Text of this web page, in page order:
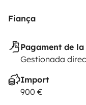
Fiança
Pagament de
Gestionada
Import
900 €